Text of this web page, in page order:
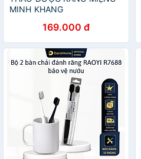
MINH KHANG
169.000 đ